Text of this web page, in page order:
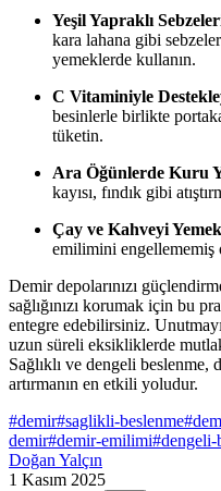
Yeşil Yapraklı
kara lahana gibi
yemeklerde kullanın.
C Vitaminiyle
besinlerle birlikte
tüketin.
Ara Öğünlerde Kuru
kayısı, fındık gibi
Çay ve Kahveyi
emilimini engellememiş
Demir depolarınızı
sağlığınızı korumak için bu
entegre edebilirsiniz.
uzun süreli eksikliklerde
Sağlıklı ve dengeli
artırmanın en etkili yoludur.
#demir#saglikli-beslenme#
demir#demir-emilimi#dengeli-
Doğan Yalçın
1 Kasım 2025